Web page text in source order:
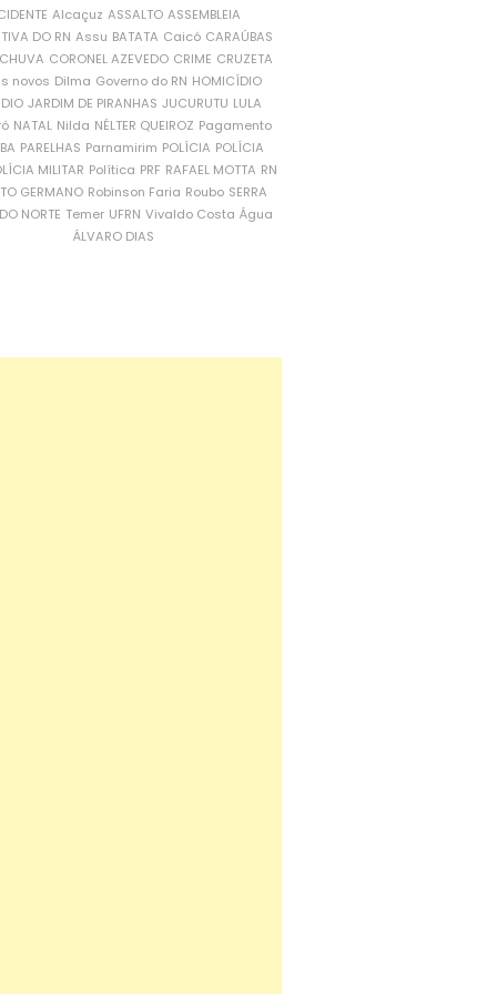
Alcaçuz ASSALTO ASSEMBLEIA
DO RN Assu BATATA Caicó CARAÚBAS
CORONEL AZEVEDO CRIME CRUZETA
novos Dilma Governo do RN HOMICÍDIO
JARDIM DE PIRANHAS JUCURUTU LULA
NATAL Nilda NÉLTER QUEIROZ Pagamento
PARELHAS Parnamirim POLÍCIA POLÍCIA
MILITAR Política PRF RAFAEL MOTTA RN
GERMANO Robinson Faria Roubo SERRA
NORTE Temer UFRN Vivaldo Costa Água
ÁLVARO DIAS